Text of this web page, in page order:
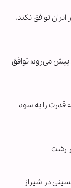
توافق نکند،
پیش می‌رود؛ توافق
قدرت را به سود
رشت
در شیراز